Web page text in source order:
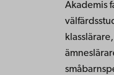
Akademis
klasslärare,